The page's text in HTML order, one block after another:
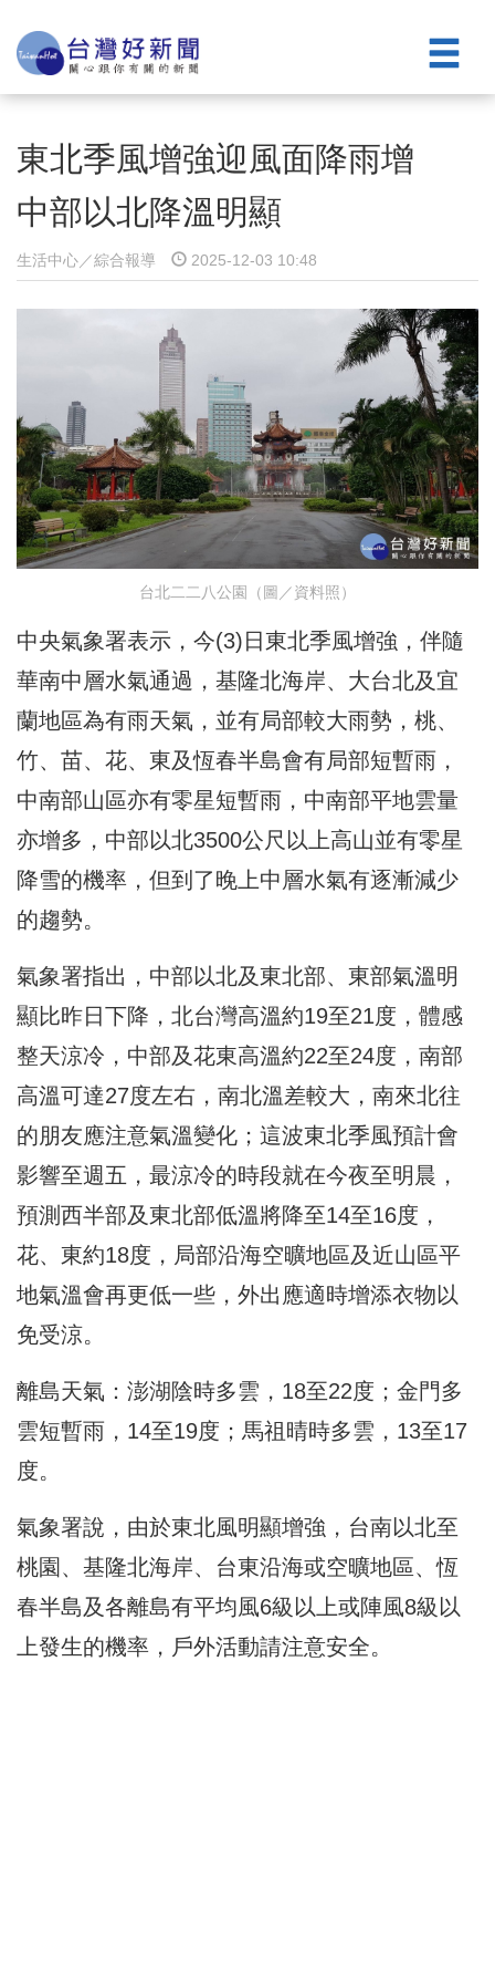
東北季風增強迎風面降雨增
中部以北降溫明顯
生活中心／綜合報導 2025-12-03 10:48
台北二二八公園（圖／資料照）
中央氣象署表示，今(3)日東北季風增強，伴隨
華南中層水氣通過，基隆北海岸、大台北及宜
蘭地區為有雨天氣，並有局部較大雨勢，桃、
竹、苗、花、東及恆春半島會有局部短暫雨，
中南部山區亦有零星短暫雨，中南部平地雲量
亦增多，中部以北3500公尺以上高山並有零星
降雪的機率，但到了晚上中層水氣有逐漸減少
的趨勢。
氣象署指出，中部以北及東北部、東部氣溫明
顯比昨日下降，北台灣高溫約19至21度，體感
整天涼冷，中部及花東高溫約22至24度，南部
高溫可達27度左右，南北溫差較大，南來北往
的朋友應注意氣溫變化；這波東北季風預計會
影響至週五，最涼冷的時段就在今夜至明晨，
預測西半部及東北部低溫將降至14至16度，
花、東約18度，局部沿海空曠地區及近山區平
地氣溫會再更低一些，外出應適時增添衣物以
免受涼。
離島天氣：澎湖陰時多雲，18至22度；金門多
雲短暫雨，14至19度；馬祖晴時多雲，13至17
度。
氣象署說，由於東北風明顯增強，台南以北至
桃園、基隆北海岸、台東沿海或空曠地區、恆
春半島及各離島有平均風6級以上或陣風8級以
上發生的機率，戶外活動請注意安全。